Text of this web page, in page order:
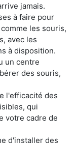
jamais.
à faire pour
les souris,
avec les
à disposition.
un centre
des souris,
l'efficacité des
qui
votre cadre de
d'installer des